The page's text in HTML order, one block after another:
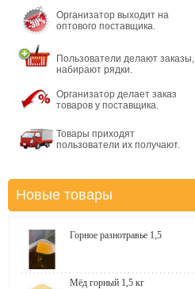
Организатор выходит на
оптового поставщика.
Пользователи делают заказы,
набирают рядки.
Организатор делает заказ
товаров у поставщика.
Товары приходят
пользователи их получают.
Новые товары
Горное разнотравье 1,5
Мёд горный 1,5 кг